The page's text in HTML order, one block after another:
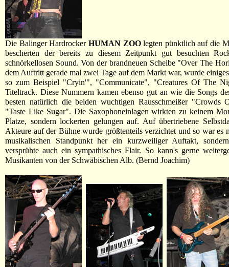
Die Balinger Hardrocker HUMAN ZOOlegten pünktlich auf die
bescherten der bereits zu diesem Zeitpunkt gut besuchten
schnörkellosen Sound. Von der brandneuen Scheibe "Over The
dem Auftritt gerade mal zwei Tage auf dem Markt war, wurde
so zum Beispiel "Cryin'", "Communicate", "Creatures Of The
Titeltrack. Diese Nummern kamen ebenso gut an wie die Songs
besten natürlich die beiden wuchtigen Rausschmeißer "Crowds
"Taste Like Sugar". Die Saxophoneinlagen wirkten zu keinem
Platze, sondern lockerten gelungen auf. Auf übertriebene
Akteure auf der Bühne wurde größtenteils verzichtet und so war es
musikalischen Standpunkt her ein kurzweiliger Auftakt,
versprühte auch ein sympathisches Flair. So kann's gerne
Musikanten von der Schwäbischen Alb. (Bernd Joachim)